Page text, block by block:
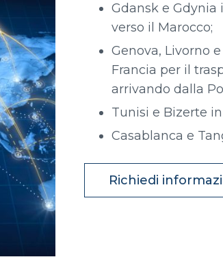
Gdansk e
verso il Marocco;
Genova, Livorno
Francia per il
arrivando dalla
Tunisi e Bizerte
Casablanca e
Richiedi